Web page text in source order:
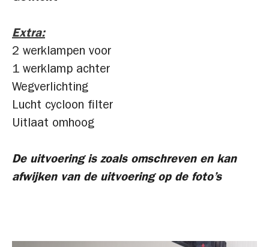
Extra:
2 werklampen voor
1 werklamp achter
Wegverlichting
Lucht cycloon filter
Uitlaat omhoog
De uitvoering is zoals omschreven en kan
afwijken van de uitvoering op de foto’s